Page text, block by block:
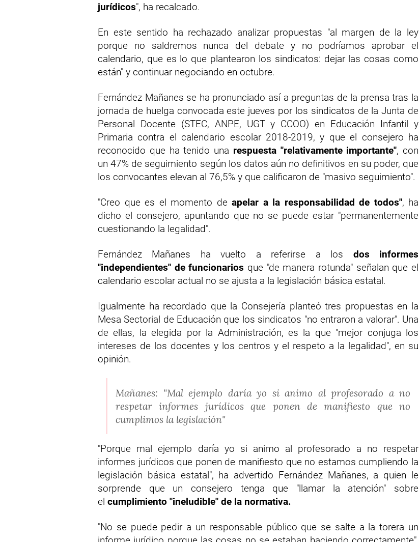
jurídicos", ha recalcado.
En este sentido ha rechazado analizar propuestas "al margen de la ley
porque no saldremos nunca del debate y no podríamos aprobar el
calendario, que es lo que plantearon los sindicatos: dejar las cosas como
están" y continuar negociando en octubre.
Fernández Mañanes se ha pronunciado así a preguntas de la prensa tras la
jornada de huelga convocada este jueves por los sindicatos de la Junta de
Personal Docente (STEC, ANPE, UGT y CCOO) en Educación Infantil y
Primaria contra el calendario escolar 2018-2019, y que el consejero ha
reconocido que ha tenido una respuesta "relativamente importante", con
un 47% de seguimiento según los datos aún no definitivos en su poder, que
los convocantes elevan al 76,5% y que calificaron de "masivo seguimiento".
"Creo que es el momento de apelar a la responsabilidad de todos", ha
dicho el consejero, apuntando que no se puede estar "permanentemente
cuestionando la legalidad".
Fernández Mañanes ha vuelto a referirse a los dos informes
"independientes" de funcionarios que "de manera rotunda" señalan que el
calendario escolar actual no se ajusta a la legislación básica estatal.
Igualmente ha recordado que la Consejería planteó tres propuestas en la
Mesa Sectorial de Educación que los sindicatos "no entraron a valorar". Una
de ellas, la elegida por la Administración, es la que "mejor conjuga los
intereses de los docentes y los centros y el respeto a la legalidad", en su
opinión.
Mañanes: "Mal ejemplo daría yo si animo al profesorado a no
respetar informes jurídicos que ponen de manifiesto que no
cumplimos la legislación"
"Porque mal ejemplo daría yo si animo al profesorado a no respetar
informes jurídicos que ponen de manifiesto que no estamos cumpliendo la
legislación básica estatal", ha advertido Fernández Mañanes, a quien le
sorprende que un consejero tenga que "llamar la atención" sobre
el cumplimiento "ineludible" de la normativa.
"No se puede pedir a un responsable público que se salte a la torera un